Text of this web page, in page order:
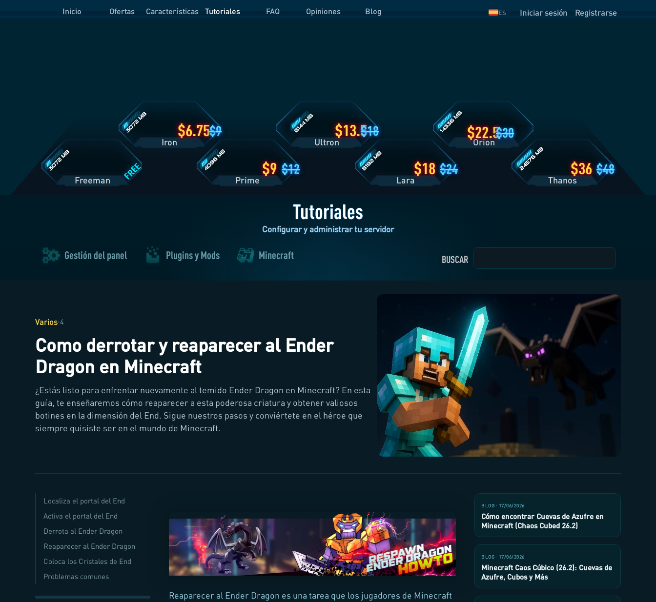
Inicio Ofertas Características Tutoriales FAQ Opiniones Blog ES Iniciar sesión Registrarse
FREE
Freeman
6.75 9
Iron
9 12
Prime
13.518
Ultron
18 24
Lara
22.530
Orion
36 48
Thanos
Tutoriales
Configurar y administrar tu servidor
Gestión del panel Plugins y Mods Minecraft BUSCAR
Varios·4
Como derrotar y reaparecer al Ender
Dragon en Minecraft
¿Estás listo para enfrentar nuevamente al temido Ender Dragon en Minecraft? En esta
guía, te enseñaremos cómo reaparecer a esta poderosa criatura y obtener valiosos
botines en la dimensión del End. Sigue nuestros pasos y conviértete en el héroe que
siempre quisiste ser en el mundo de Minecraft.
Localiza el portal del End
Activa el portal del End
Derrota al Ender Dragon
Reaparecer al Ender Dragon
Coloca los Cristales de End
Problemas comunes
Reaparecer al Ender Dragon es una tarea que los jugadores de Minecraft
BLOG · 17/06/2026
Cómo encontrar Cuevas de Azufre en
Minecraft (Chaos Cubed 26.2)
BLOG · 17/06/2026
Minecraft Caos Cúbico (26.2): Cuevas de
Azufre, Cubos y Más